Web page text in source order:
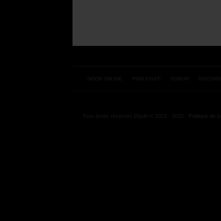
NOOB ONLINE PGM STUFF FORUM DISCORD
Olydri Politique de